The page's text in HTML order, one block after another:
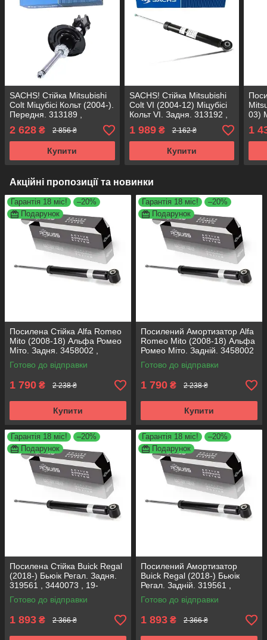
SACHS! Стійка Mitsubishi
Colt Міцубісі Кольт (2004-).
Передня. 313189 ,
3338016 САКС
2 628 ₴ 2 856 ₴
Купити
SACHS! Стійка Mitsubishi
Colt VI (2004-12) Міцубісі
Кольт VI. Задня. 313192 ,
343411 САКС
1 989₴ 2 162 ₴
Купити
03)
1
Акційні пропозиції та новинки
Гарантія 18 міс!
–20%
Подарунок
Посилена Стійка Alfa Romeo
Mito (2008-18) Альфа Ромео
Міто. Задня. 3458002 ,
317722. KOREA Аксусс!
Готово до відправки
1 790 ₴ 2 238 ₴
Купити
Гарантія 18 міс!
–20%
Подарунок
Посилений Амортизатор Alfa
Romeo Mito (2008-18) Альфа
Ромео Міто. Задній. 3458002
, 317722. KOREA Аксусс!
Готово до відправки
1 790 ₴ 2 238 ₴
Купити
Гарантія 18 міс!
–20%
Подарунок
Посилена Стійка Buick Regal
(2018-) Бьюік Регал. Задня.
319561 , 3440073 , 19-
280615. KOREA Аксусс!
Готово до відправки
1 893 ₴ 2 366 ₴
Гарантія 18 міс!
–20%
Подарунок
Посилений Амортизатор
Buick Regal (2018-) Бьюік
Регал. Задній. 319561 ,
3440073 , 19-280615. KOREA
Аксусс!
Готово до відправки
1 893 ₴ 2 366 ₴